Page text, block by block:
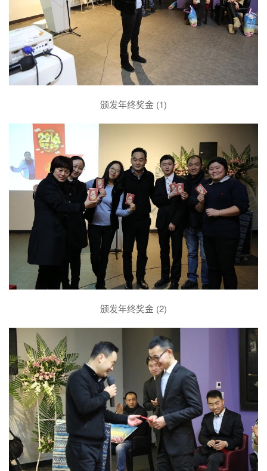
颁发年终奖金 (1)
颁发年终奖金 (2)